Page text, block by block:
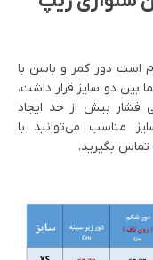
است دور کمر و باسن با
بین دو سایز قرار داشت،
فشار بیش از حد ایجاد
مناسب می‌توانید با
تماس بگیرید.